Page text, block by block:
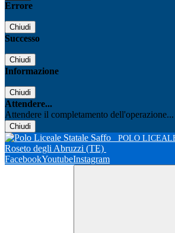
Errore
Chiudi
Successo
Chiudi
Informazione
Chiudi
Attendere...
Attendere il completamento dell'operazione...
Chiudi
POLO
Roseto degli Abruzzi (TE)
FacebookYoutubeInstagram